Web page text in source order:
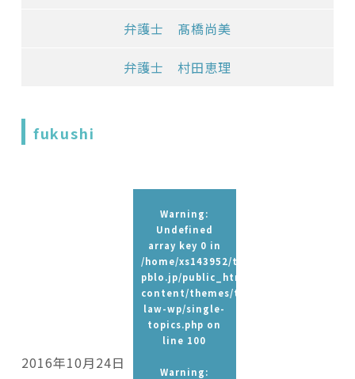
弁護士 髙橋尚美
弁護士 村田恵理
fukushi
2016年10月24日
Warning:
Undefined
array key 0 in
/home/xs143952/t-
pblo.jp/public_html/wp-
content/themes/tpbc-
law-wp/single-
topics.php on
line 100
Warning: